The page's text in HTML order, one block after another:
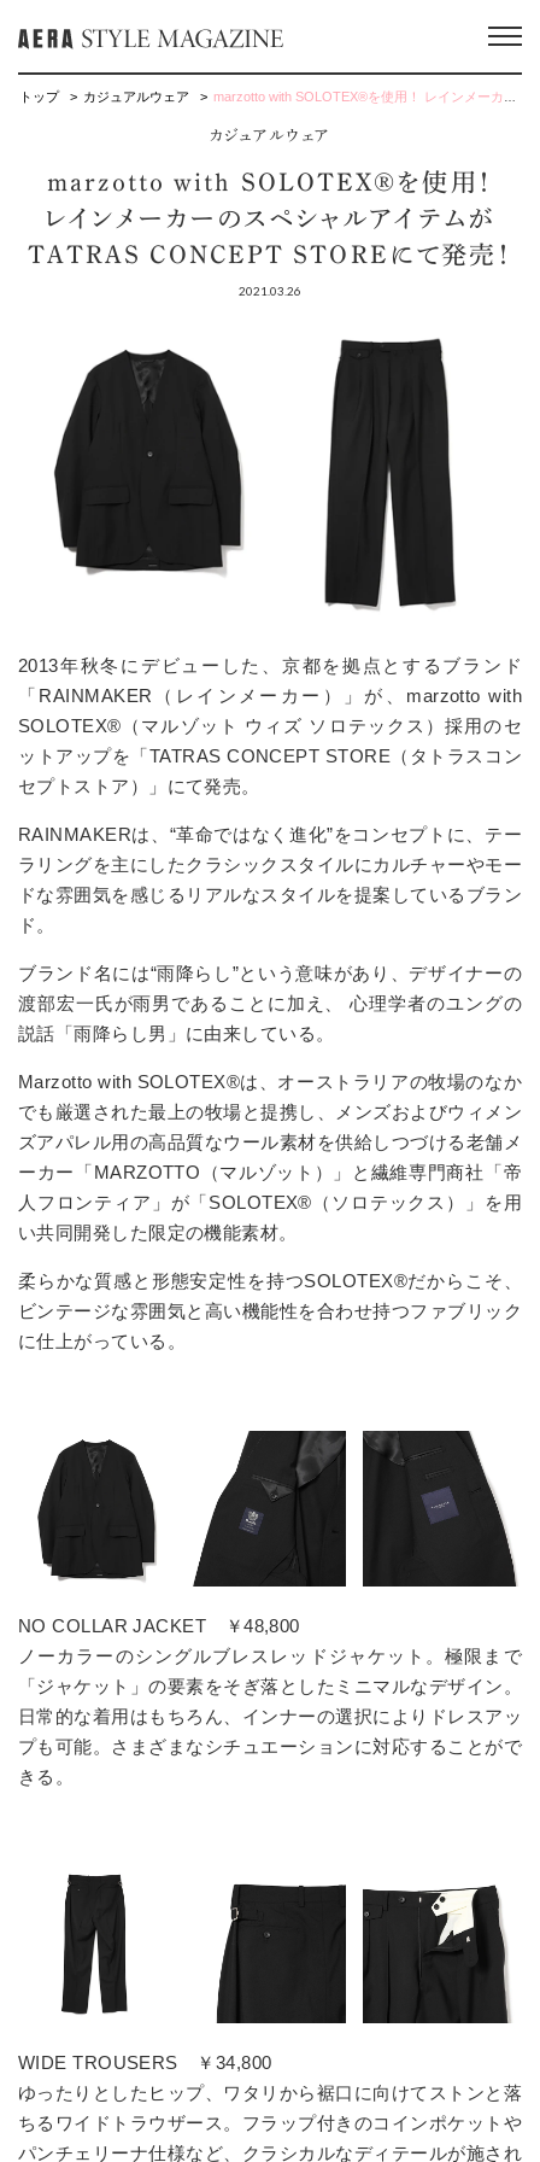
トップ カジュアルウェア marzotto with SOLOTEX®を使用！ レインメーカーのスペシャルアイテムがTATRAS CONCEPT STOREにて発売！
カジュアルウェア
marzotto with SOLOTEX®を使用！
レインメーカーのスペシャルアイテムが
TATRAS CONCEPT STOREにて発売！
2021.03.26
2013年秋冬にデビューした、京都を拠点とするブランド
「RAINMAKER（レインメーカー）」が、marzotto with
SOLOTEX®（マルゾット ウィズ ソロテックス）採用のセ
ットアップを「TATRAS CONCEPT STORE（タトラスコン
セプトストア）」にて発売。
RAINMAKERは、“革命ではなく進化”をコンセプトに、テー
ラリングを主にしたクラシックスタイルにカルチャーやモー
ドな雰囲気を感じるリアルなスタイルを提案しているブラン
ド。
ブランド名には“雨降らし”という意味があり、デザイナーの
渡部宏一氏が雨男であることに加え、 心理学者のユングの
説話「雨降らし男」に由来している。
Marzotto with SOLOTEX®は、オーストラリアの牧場のなか
でも厳選された最上の牧場と提携し、メンズおよびウィメン
ズアパレル用の高品質なウール素材を供給しつづける老舗メ
ーカー「MARZOTTO（マルゾット）」と繊維専門商社「帝
人フロンティア」が「SOLOTEX®（ソロテックス）」を用
い共同開発した限定の機能素材。
柔らかな質感と形態安定性を持つSOLOTEX®だからこそ、
ビンテージな雰囲気と高い機能性を合わせ持つファブリック
に仕上がっている。
NO COLLAR JACKET ￥48,800
ノーカラーのシングルブレスレッドジャケット。極限まで
「ジャケット」の要素をそぎ落としたミニマルなデザイン。
日常的な着用はもちろん、インナーの選択によりドレスアッ
プも可能。さまざまなシチュエーションに対応することがで
きる。
WIDE TROUSERS ￥34,800
ゆったりとしたヒップ、ワタリから裾口に向けてストンと落
ちるワイドトラウザース。フラップ付きのコインポケットや
パンチェリーナ仕様など、クラシカルなディテールが施され